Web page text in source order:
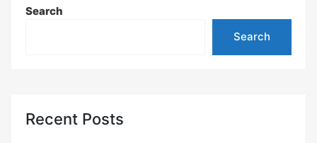
Search
Search
Recent Posts